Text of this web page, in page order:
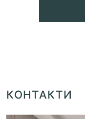
КОНТАКТИ